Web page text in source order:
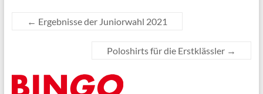
← Ergebnisse der Juniorwahl 2021
Poloshirts für die Erstklässler →